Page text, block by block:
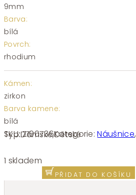
9mm
Barva:
bílá
Povrch:
rhodium
Kámen:
zirkon
Barva kamene:
bílá
SKU:Z100736Kategorie:Náušnice,
Typ:Dámské,Dětské
1 sklademčtyřlístky
se PŘIDAT DO KOŠÍKU